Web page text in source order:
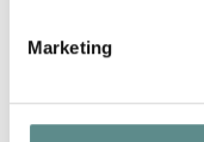
Marketing
CINA